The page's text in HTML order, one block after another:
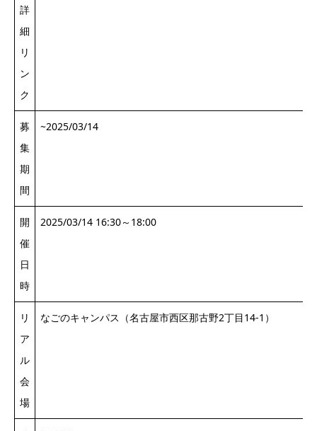
詳
細
リ
ン
ク
募
集
期
間
~2025/03/14
開
催
日
時
2025/03/14 16:30～18:00
リ
ア
ル
会
場
なごのキャンパス（名古屋市西区那古野2丁目14-1）